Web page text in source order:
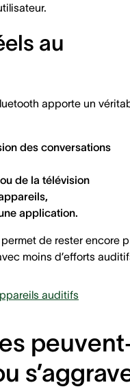
au
apporte un
des conversations
de la télévision
application.
de rester encore
moins d’efforts
auditifs